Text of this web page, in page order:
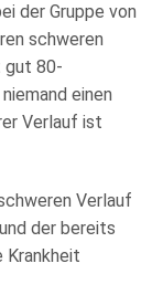
der Gruppe von
schweren
gut 80-
einen
Verlauf ist
Verlauf
der bereits
Krankheit